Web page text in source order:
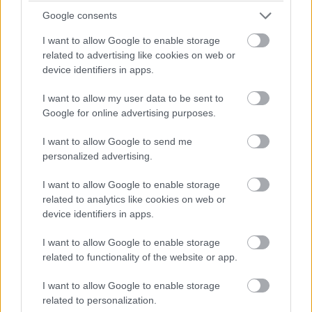
Google consents
I want to allow Google to enable storage
related to advertising like cookies on web or
device identifiers in apps.
I want to allow my user data to be sent to
Google for online advertising purposes.
I want to allow Google to send me
personalized advertising.
I want to allow Google to enable storage
related to analytics like cookies on web or
device identifiers in apps.
I want to allow Google to enable storage
related to functionality of the website or app.
I want to allow Google to enable storage
related to personalization.
Balogh Tamás
15 napja
„Ő a következő a sorban” – Tsolov érkezhet az
F1-be, de mikor?
Elismerően beszélt a Racing Bulls F1-es csapatfőnöke a
Formula-2-ben remeklő Nikola Tsolov teljesítményéről: úgy
fogalmazott, hogy a bolgár „a következő a sorban” a versenyzői
üléseket illetően. A Red Bull-akadémista idén már hat
győzelemnél jár, és a Hungaroringre érkezve vezeti a
bajnokságot is. Csakhogy jól szerepel a Red Bull második
számú alakulatának két pilótája, Liam Lawson és Arvid Lindblad
is, és az előléptetésük sem valószínű, mivel Isack Hadjar is jól
megy az anyacsapatnál. Így erősen kérdéses, hogy Tsolov
üléshez juthat-e már 2027-ben – amikor arról kérdezték
Permane-t, hogy mit szól a fiatal reménység produkciójához, és
felmerülhet-e akár tartalékosként a következő idényre, így felelt: